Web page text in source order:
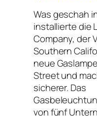
Was geschah
installierte die
Company, der
Southern
neue
Street und
sicherer. Das
von fünf